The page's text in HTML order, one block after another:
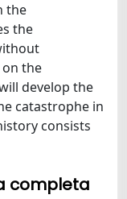
the
the
on the
develop the
catastrophe in
consists
completa